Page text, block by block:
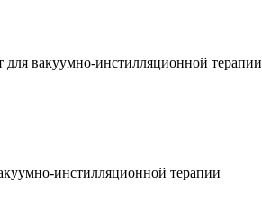
вакуумно-инстилляционной терапии
инстилляционной терапии